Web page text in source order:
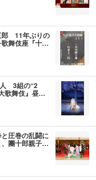
郎 11年ぶりの
歌舞伎座『十…
人 3組の“2
歌舞伎』昼…
圧巻の乱闘に
、團十郎親子…